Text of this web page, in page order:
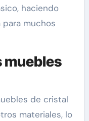
haciendo
muchos
muebles
de cristal
materiales, lo